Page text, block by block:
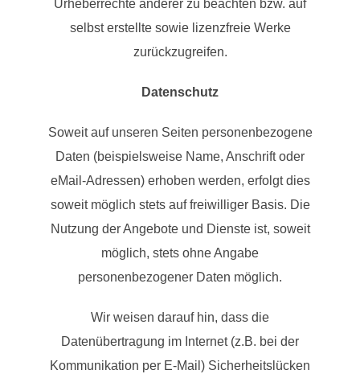
Urheberrechte anderer zu beachten bzw. auf
selbst erstellte sowie lizenzfreie Werke
zurückzugreifen.
Datenschutz
Soweit auf unseren Seiten personenbezogene
Daten (beispielsweise Name, Anschrift oder
eMail-Adressen) erhoben werden, erfolgt dies
soweit möglich stets auf freiwilliger Basis. Die
Nutzung der Angebote und Dienste ist, soweit
möglich, stets ohne Angabe
personenbezogener Daten möglich.
Wir weisen darauf hin, dass die
Datenübertragung im Internet (z.B. bei der
Kommunikation per E-Mail) Sicherheitslücken